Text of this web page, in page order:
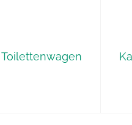
Toilettenwagen